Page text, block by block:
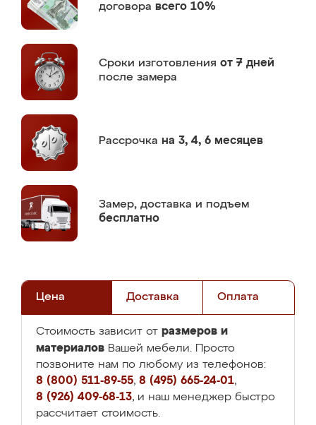
договора всего 10%
Сроки изготовления от 7 дней
после замера
Рассрочка на 3, 4, 6 месяцев
Замер, доставка и подъем
бесплатно
Цена Доставка Оплата
Стоимость зависит от размеров и
материалов Вашей мебели. Просто
позвоните нам по любому из телефонов:
8 (800) 511-89-55, 8 (495) 665-24-01,
8 (926) 409-68-13, и наш менеджер быстро
рассчитает стоимость.